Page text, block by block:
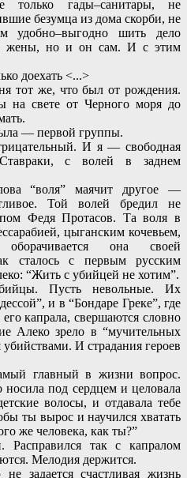
только гады–санитары, не
безумца из дома скорби, не
удобно–выгодно шить дело
жены, но и он сам. И с этим
доехать <...>
тот же, что был от рождения.
на свете от Черного моря до
— первой группы.
И я — свободная
с волей в заднем
“воля” маячит другое —
Той волей бредил не
Федя Протасов. Та воля в
цыганским кочевьем,
она своей
сталось с первым русским
“Жить с убийцей не хотим”.
Пусть невольные. Их
и в “Бондаре Греке”, где
капрала, свершаются словно
Алеко зрело в “мучительных
И страдания героев
главный в жизни вопрос.
носила под сердцем и целовала
волосы, и отдавала тебе
ты вырос и научился хватать
же человека, как ты?”
Расправился так с капралом
Мелодия держится.
задается счастливая жизнь